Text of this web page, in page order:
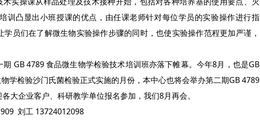
训凸显出小班授课的优点，由任课老师针对每位学员的实验操作进行指
员们在了解微生物实验操作步骤的同时，也使实验操作范程更加严谨，
GB 4789 食品微生物学检验技术培训班亦落下帷幕。今年8月，也是GB
学检验沙门氏菌检验正式实施的月份，本中心也将会举办第二期GB 4789
大企业客户、科研教学单位报名参加，我们8月再会。
刘工 13724012098